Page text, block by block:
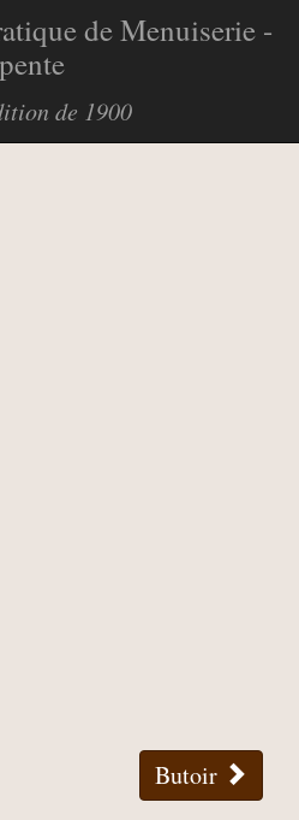
de Menuiserie -
de 1900
Butoir